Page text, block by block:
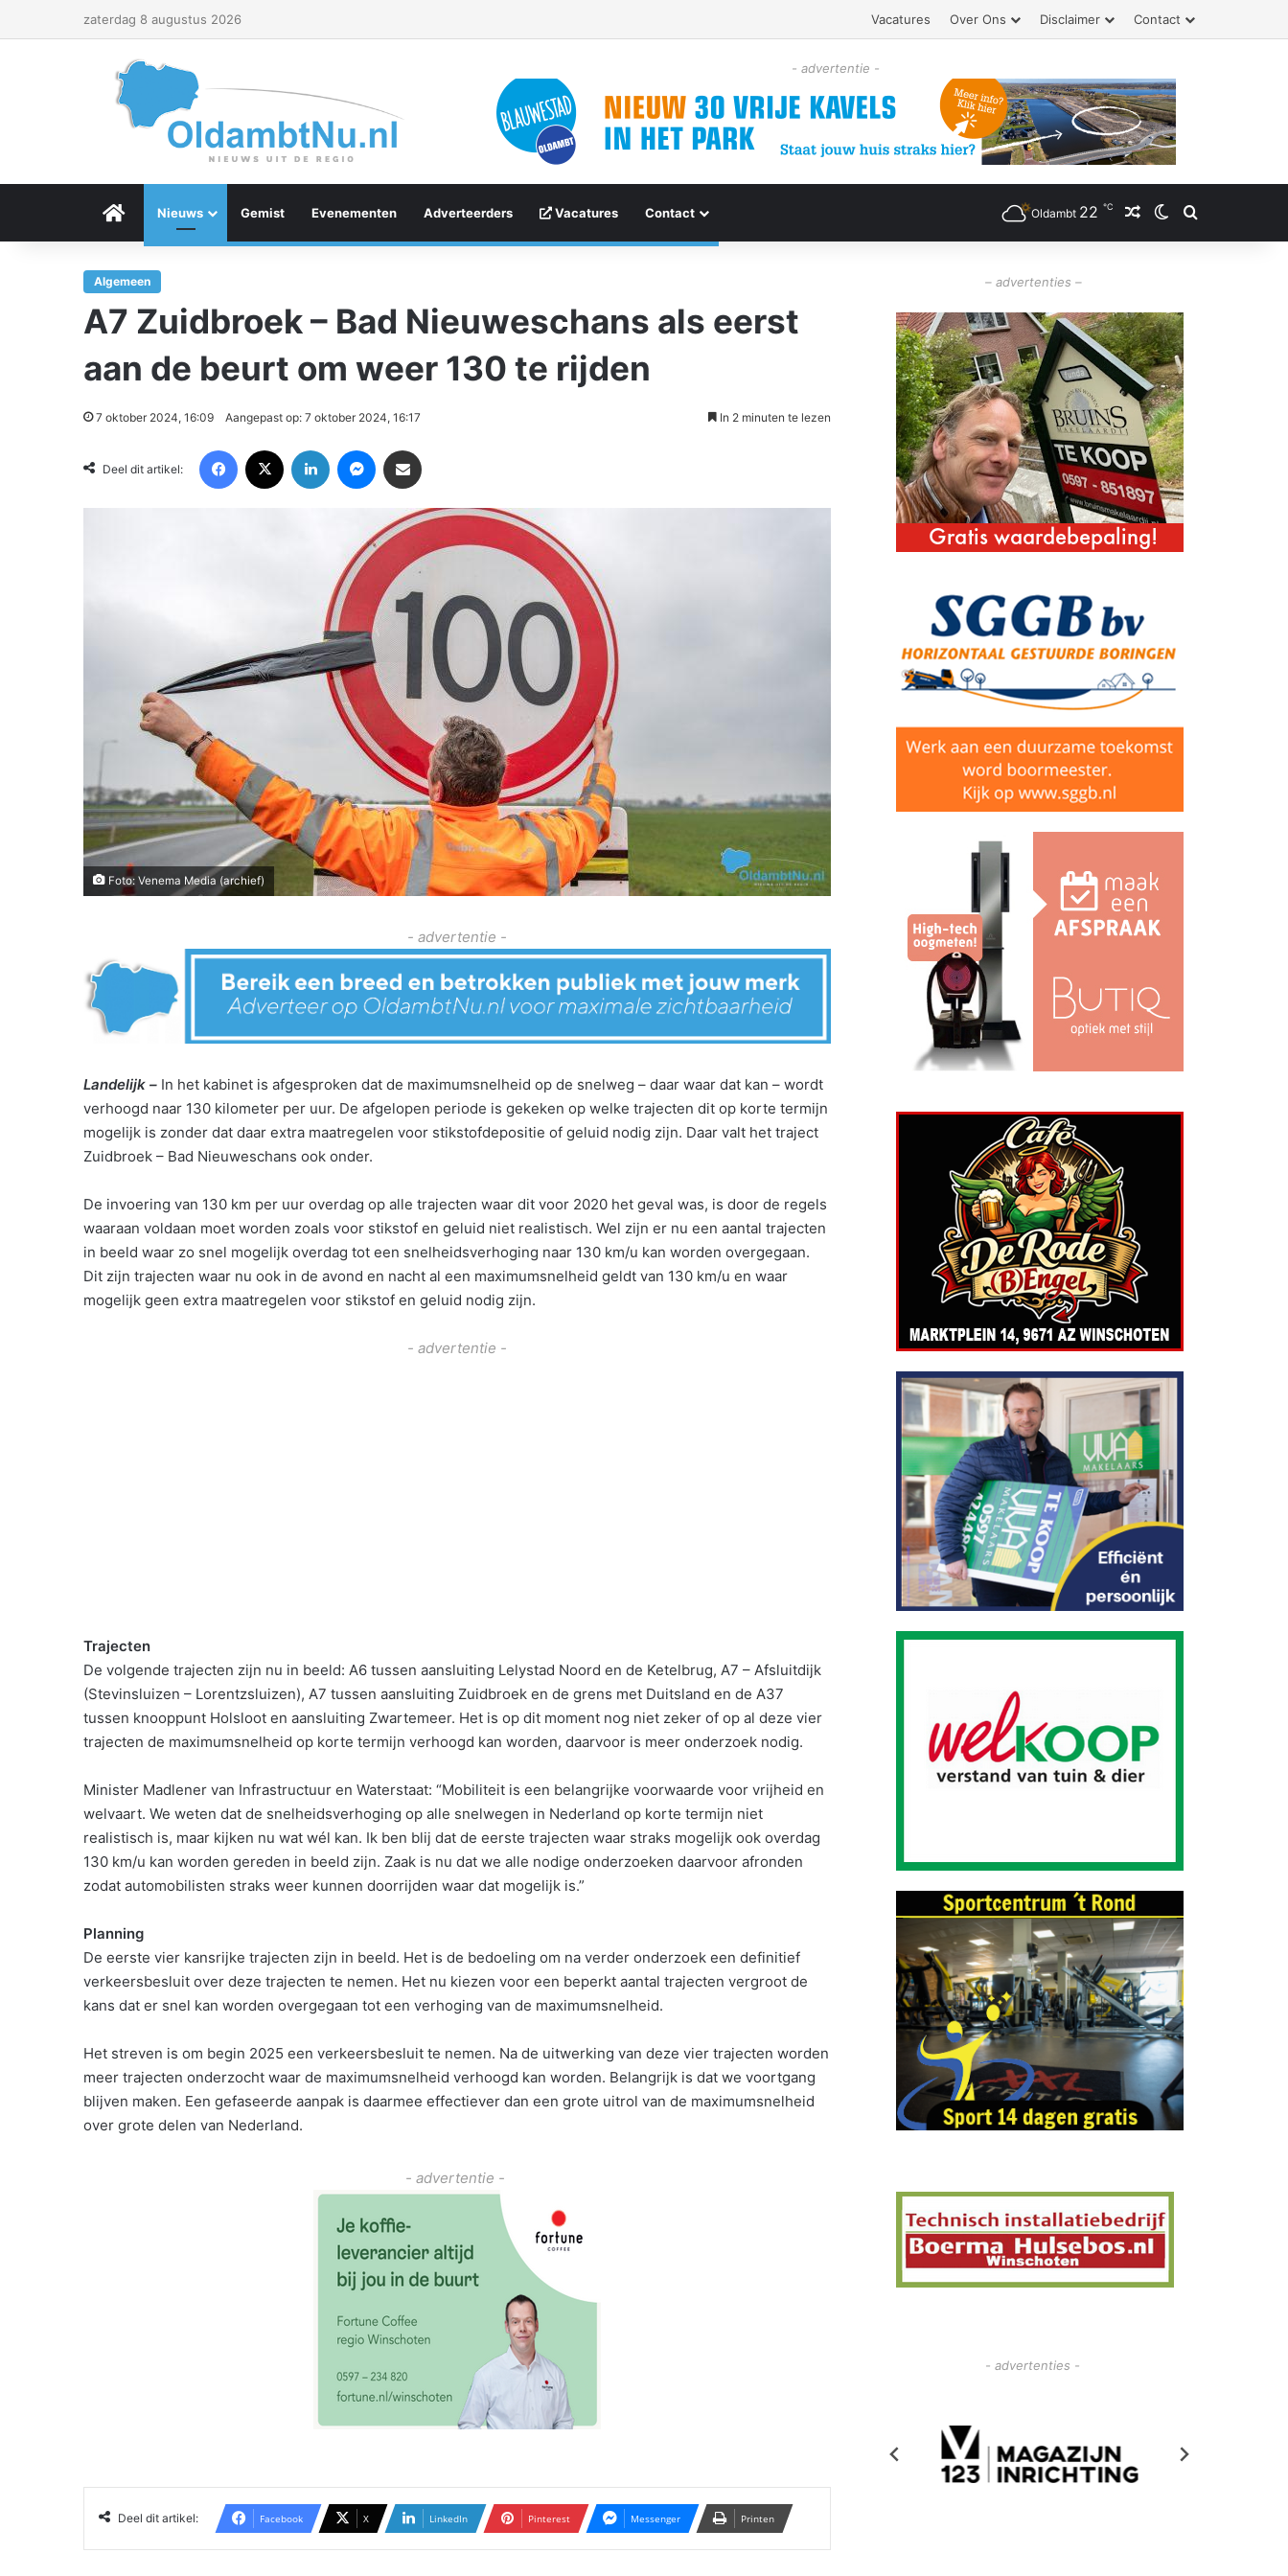
zaterdag 8 augustus 2026 Vacatures Over Ons Disclaimer Contact
- advertentie -
Menu Item
Nieuws Gemist Evenementen Adverteerders Vacatures Contact Oldambt 22 ℃ Willekeurig artikel
Switch skin
Zoeken
Algemeen
A7 Zuidbroek – Bad Nieuweschans als eerst
aan de beurt om weer 130 te rijden
7 oktober 2024, 16:09 Aangepast op: 7 oktober 2024, 16:17 In 2 minuten te lezen
Deel dit artikel:
Foto: Venema Media (archief)
- advertentie -
Landelijk – In het kabinet is afgesproken dat de maximumsnelheid op de snelweg – daar waar dat kan – wordt
verhoogd naar 130 kilometer per uur. De afgelopen periode is gekeken op welke trajecten dit op korte termijn
mogelijk is zonder dat daar extra maatregelen voor stikstofdepositie of geluid nodig zijn. Daar valt het traject
Zuidbroek – Bad Nieuweschans ook onder.
De invoering van 130 km per uur overdag op alle trajecten waar dit voor 2020 het geval was, is door de regels
waaraan voldaan moet worden zoals voor stikstof en geluid niet realistisch. Wel zijn er nu een aantal trajecten
in beeld waar zo snel mogelijk overdag tot een snelheidsverhoging naar 130 km/u kan worden overgegaan.
Dit zijn trajecten waar nu ook in de avond en nacht al een maximumsnelheid geldt van 130 km/u en waar
mogelijk geen extra maatregelen voor stikstof en geluid nodig zijn.
- advertentie -
Trajecten
De volgende trajecten zijn nu in beeld: A6 tussen aansluiting Lelystad Noord en de Ketelbrug, A7 – Afsluitdijk
(Stevinsluizen – Lorentzsluizen), A7 tussen aansluiting Zuidbroek en de grens met Duitsland en de A37
tussen knooppunt Holsloot en aansluiting Zwartemeer. Het is op dit moment nog niet zeker of op al deze vier
trajecten de maximumsnelheid op korte termijn verhoogd kan worden, daarvoor is meer onderzoek nodig.
Minister Madlener van Infrastructuur en Waterstaat: “Mobiliteit is een belangrijke voorwaarde voor vrijheid en
welvaart. We weten dat de snelheidsverhoging op alle snelwegen in Nederland op korte termijn niet
realistisch is, maar kijken nu wat wél kan. Ik ben blij dat de eerste trajecten waar straks mogelijk ook overdag
130 km/u kan worden gereden in beeld zijn. Zaak is nu dat we alle nodige onderzoeken daarvoor afronden
zodat automobilisten straks weer kunnen doorrijden waar dat mogelijk is.”
Planning
De eerste vier kansrijke trajecten zijn in beeld. Het is de bedoeling om na verder onderzoek een definitief
verkeersbesluit over deze trajecten te nemen. Het nu kiezen voor een beperkt aantal trajecten vergroot de
kans dat er snel kan worden overgegaan tot een verhoging van de maximumsnelheid.
Het streven is om begin 2025 een verkeersbesluit te nemen. Na de uitwerking van deze vier trajecten worden
meer trajecten onderzocht waar de maximumsnelheid verhoogd kan worden. Belangrijk is dat we voortgang
blijven maken. Een gefaseerde aanpak is daarmee effectiever dan een grote uitrol van de maximumsnelheid
over grote delen van Nederland.
- advertentie -
Deel dit artikel: Facebook X LinkedIn Pinterest Messenger Printen
– advertenties –
- advertenties -